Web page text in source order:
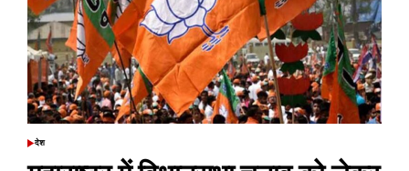
जमा,
अकाली
दल
ने
उतारा
एक
भी
POSTED
देश